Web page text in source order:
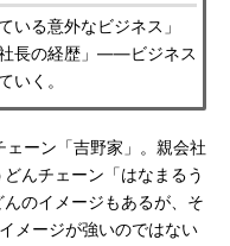
いる意外なビジネス」
社長の経歴」――ビジネス
いく。
ーン「吉野家」。親会社
んチェーン「はなまるう
のイメージもあるが、そ
メージが強いのではない